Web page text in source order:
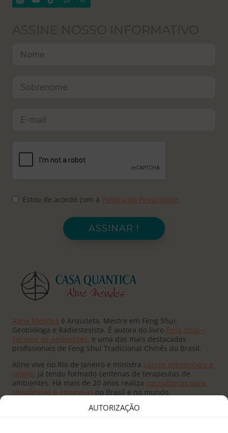
AUTORIZAÇÃO
ASSINE NOSSO INFORMATIVO
Estou de acordo com a Política de Privacidade.
ASSINAR !
Aline Mendes é Arquiteta, Mestre em Feng Shui,
Geobióloga e Radiestesista. É autora do livro Feng Shui –
Terapia de Ambientes, e uma das mais destacadas
profissionais de Feng Shui Tradicional Chinês do Brasil.
Aline vive no Rio de Janeiro e ministra cursos presenciais e
online, já tendo formado centenas de terapeutas de
ambientes. Há mais de 20 anos realiza consultorias para
residências e empresas no Brasil e no mundo.